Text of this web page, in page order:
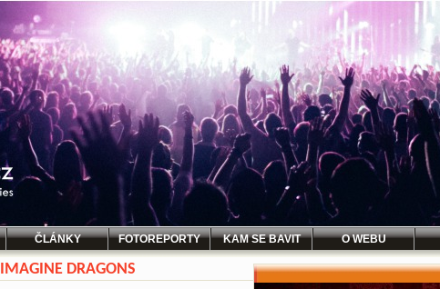
ČLÁNKY FOTOREPORTY KAM SE BAVIT O WEBU
IMAGINE DRAGONS